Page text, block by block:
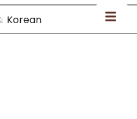
Korean